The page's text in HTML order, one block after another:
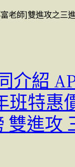
老師]雙進攻之三
介紹
班特惠
雙進攻